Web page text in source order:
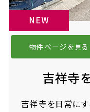
NEW
物件ページを見る
吉祥寺
吉祥寺を日常に